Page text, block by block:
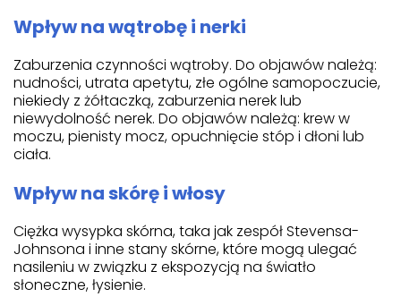
Wpływ na wątrobę i nerki
Zaburzenia czynności wątroby. Do objawów należą:
nudności, utrata apetytu, złe ogólne samopoczucie,
niekiedy z żółtaczką, zaburzenia nerek lub
niewydolność nerek. Do objawów należą: krew w
moczu, pienisty mocz, opuchnięcie stóp i dłoni lub
ciała.
Wpływ na skórę i włosy
Ciężka wysypka skórna, taka jak zespół Stevensa-
Johnsona i inne stany skórne, które mogą ulegać
nasileniu w związku z ekspozycją na światło
słoneczne, łysienie.